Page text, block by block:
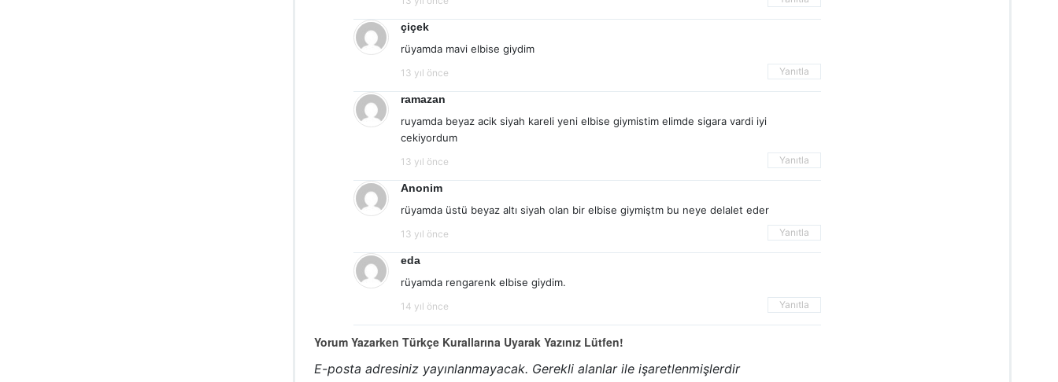
çiçek
rüyamda mavi elbise giydim
13 yıl önce Yanıtla
ramazan
ruyamda beyaz acik siyah kareli yeni elbise giymistim elimde sigara vardi iyi
cekiyordum
13 yıl önce Yanıtla
Anonim
rüyamda üstü beyaz altı siyah olan bir elbise giymiştm bu neye delalet eder
13 yıl önce Yanıtla
eda
rüyamda rengarenk elbise giydim.
14 yıl önce Yanıtla
Yorum Yazarken Türkçe Kurallarına Uyarak Yazınız Lütfen!
E-posta adresiniz yayınlanmayacak. Gerekli alanlar ile işaretlenmişlerdir